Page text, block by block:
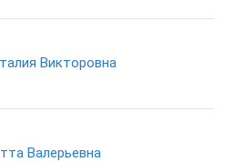
Викторовна
Валерьевна